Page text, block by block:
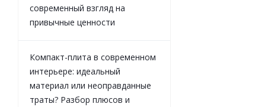
современный взгляд на
привычные ценности
Компакт-плита в современном
интерьере: идеальный
материал или неоправданные
траты? Разбор плюсов и